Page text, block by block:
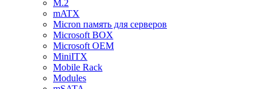
M.2
mATX
Micron память для серверов
Microsoft BOX
Microsoft OEM
MiniITX
Mobile Rack
Modules